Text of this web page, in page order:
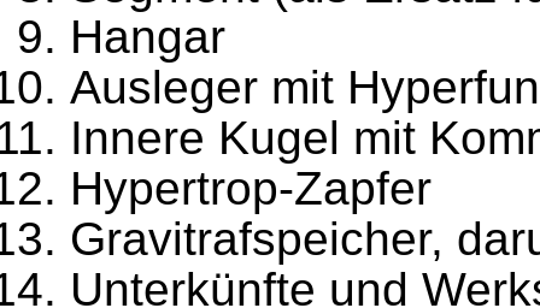
Hangar
Ausleger mit
Innere Kugel mit
Hypertrop-Zapfer
Gravitrafspeicher,
Unterkünfte und